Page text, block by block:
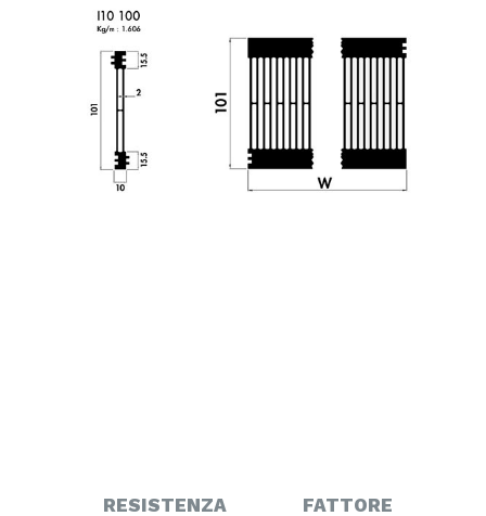
RESISTENZA
FATTORE